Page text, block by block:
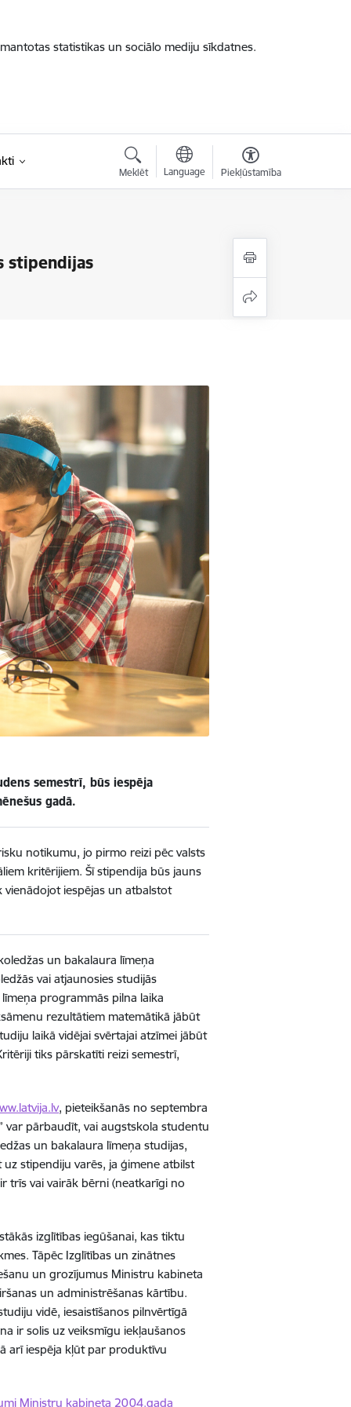
statistikas un sociālo mediju sīkdatnes.
Meklēt Language Piekļūstamība
stipendijas
semestrī, būs iespēja
gadā.
notikumu, jo pirmo reizi pēc valsts
kritērijiem. Šī stipendija būs jauns
iespējas un atbalstot
un bakalaura līmeņa
vai atjaunosies studijās
programmās pilna laika
rezultātiem matemātikā jābūt
tudiju laikā vidējai svērtajai atzīmei jābūt
tiks pārskatīti reizi semestrī,
, pieteikšanās no septembra
var pārbaudīt, vai augstskola studentu
un bakalaura līmeņa studijas,
stipendiju varēs, ja ģimene atbilst
trīs vai vairāk bērni (neatkarīgi no
izglītības iegūšanai, kas tiktu
Tāpēc Izglītības un zinātnes
un grozījumus Ministru kabineta
un administrēšanas kārtību.
vidē, iesaistīšanos pilnvērtīgā
ir solis uz veiksmīgu iekļaušanos
arī iespēja kļūt par produktīvu
Ministru kabineta 2004.gada